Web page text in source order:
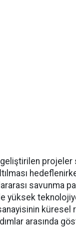
projeler
savunma
yüksek
küresel
arasında